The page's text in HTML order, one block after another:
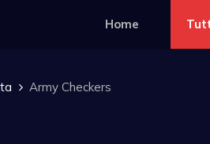
Home
Army Checkers